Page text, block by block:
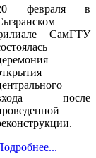
февраля в
СамГТУ
после